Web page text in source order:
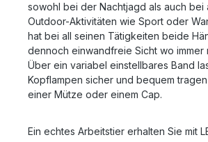
sowohl bei der Nachtjagd als auch bei
Outdoor-Aktivitäten wie Sport oder
hat bei all seinen Tätigkeiten beide
dennoch einwandfreie Sicht wo immer
Über ein variabel einstellbares Band
Kopflampen sicher und bequem
einer Mütze oder einem Cap.
Ein echtes Arbeitstier erhalten Sie mit